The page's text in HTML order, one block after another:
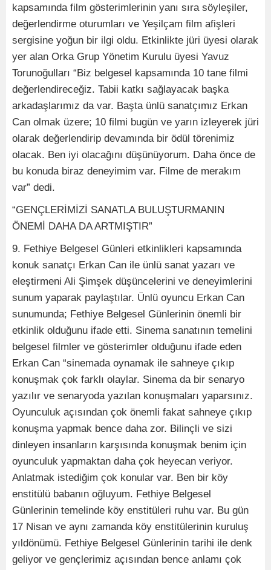
kapsamında film gösterimlerinin yanı sıra söyleşiler,
değerlendirme oturumları ve Yeşilçam film afişleri
sergisine yoğun bir ilgi oldu. Etkinlikte jüri üyesi olarak
yer alan Orka Grup Yönetim Kurulu üyesi Yavuz
Torunoğulları “Biz belgesel kapsamında 10 tane filmi
değerlendireceğiz. Tabii katkı sağlayacak başka
arkadaşlarımız da var. Başta ünlü sanatçımız Erkan
Can olmak üzere; 10 filmi bugün ve yarın izleyerek jüri
olarak değerlendirip devamında bir ödül törenimiz
olacak. Ben iyi olacağını düşünüyorum. Daha önce de
bu konuda biraz deneyimim var. Filme de merakım
var” dedi.
“GENÇLERİMİZİ SANATLA BULUŞTURMANIN
ÖNEMİ DAHA DA ARTMIŞTIR”
9. Fethiye Belgesel Günleri etkinlikleri kapsamında
konuk sanatçı Erkan Can ile ünlü sanat yazarı ve
eleştirmeni Ali Şimşek düşüncelerini ve deneyimlerini
sunum yaparak paylaştılar. Ünlü oyuncu Erkan Can
sunumunda; Fethiye Belgesel Günlerinin önemli bir
etkinlik olduğunu ifade etti. Sinema sanatının temelini
belgesel filmler ve gösterimler olduğunu ifade eden
Erkan Can “sinemada oynamak ile sahneye çıkıp
konuşmak çok farklı olaylar. Sinema da bir senaryo
yazılır ve senaryoda yazılan konuşmaları yaparsınız.
Oyunculuk açısından çok önemli fakat sahneye çıkıp
konuşma yapmak bence daha zor. Bilinçli ve sizi
dinleyen insanların karşısında konuşmak benim için
oyunculuk yapmaktan daha çok heyecan veriyor.
Anlatmak istediğim çok konular var. Ben bir köy
enstitülü babanın oğluyum. Fethiye Belgesel
Günlerinin temelinde köy enstitüleri ruhu var. Bu gün
17 Nisan ve aynı zamanda köy enstitülerinin kuruluş
yıldönümü. Fethiye Belgesel Günlerinin tarihi ile denk
geliyor ve gençlerimiz açısından bence anlamı çok